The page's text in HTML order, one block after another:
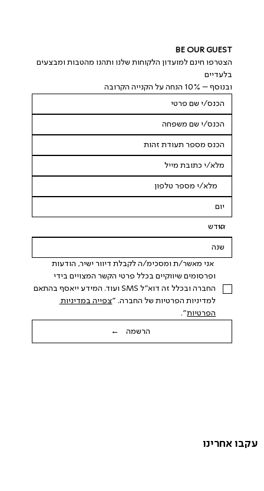
עקבו אחרינו
BE OUR GUEST
הצטרפו חינם למועדון הלקוחות שלנו ותהנו מהטבות ומבצעים
בלעדיים
ובנוסף – 10% הנחה על הקנייה הקרובה
אני מאשר/ת ומסכימ/ה לקבלת דיוור ישיר, הודעות
החברה ובכלל זה דוא"ל SMS ועוד. המידע ייאסף בהתאם
למדיניות הפרטיות של החברה. "
צפייה במדיניות
הפרטיות".
הרשמה ←